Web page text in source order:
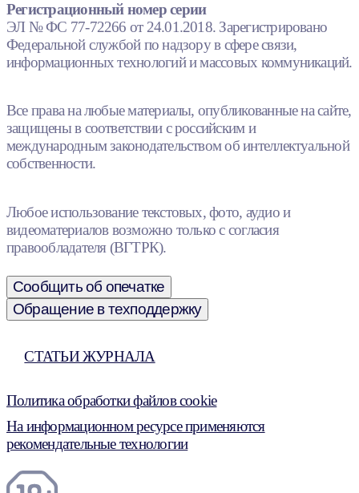
Регистрационный номер серии
ЭЛ № ФС 77-72266 от 24.01.2018. Зарегистрировано
Федеральной службой по надзору в сфере связи,
информационных технологий и массовых коммуникаций.
Все права на любые материалы, опубликованные на сайте,
защищены в соответствии с российским и
международным законодательством об интеллектуальной
собственности.
Любое использование текстовых, фото, аудио и
видеоматериалов возможно только с согласия
правообладателя (ВГТРК).
Сообщить об опечатке
Обращение в техподдержку
СТАТЬИ ЖУРНАЛА
Политика обработки файлов cookie
На информационном ресурсе применяются
рекомендательные технологии